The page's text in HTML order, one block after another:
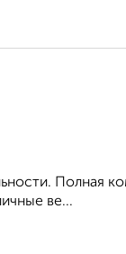
Полная
ве...